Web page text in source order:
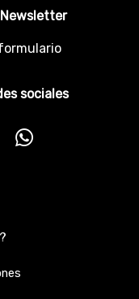
sociales